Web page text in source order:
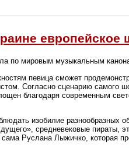
европейское
по мировым музыкальным
певица сможет
Согласно сценарию самого
благодаря современным
изобилие
средневековые пираты,
Руслана Лыжичко, которая